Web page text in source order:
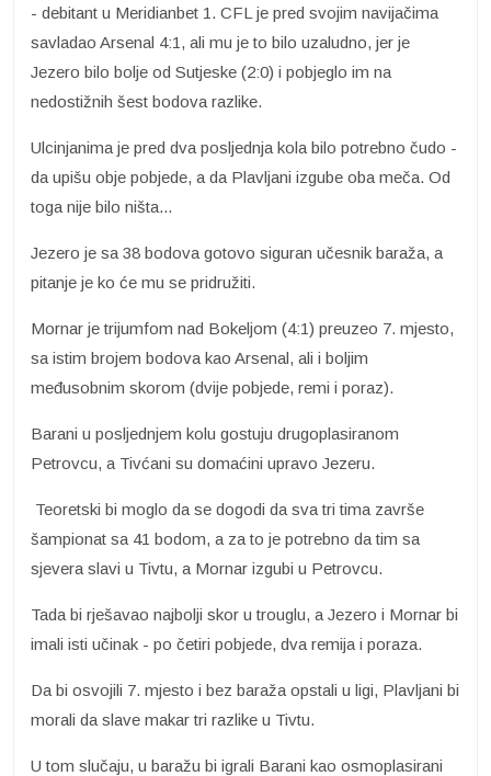
- debitant u Meridianbet 1. CFL je pred svojim navijačima
savladao Arsenal 4:1, ali mu je to bilo uzaludno, jer je
Jezero bilo bolje od Sutjeske (2:0) i pobjeglo im na
nedostižnih šest bodova razlike.
Ulcinjanima je pred dva posljednja kola bilo potrebno čudo -
da upišu obje pobjede, a da Plavljani izgube oba meča. Od
toga nije bilo ništa...
Jezero je sa 38 bodova gotovo siguran učesnik baraža, a
pitanje je ko će mu se pridružiti.
Mornar je trijumfom nad Bokeljom (4:1) preuzeo 7. mjesto,
sa istim brojem bodova kao Arsenal, ali i boljim
međusobnim skorom (dvije pobjede, remi i poraz).
Barani u posljednjem kolu gostuju drugoplasiranom
Petrovcu, a Tivćani su domaćini upravo Jezeru.
Teoretski bi moglo da se dogodi da sva tri tima završe
šampionat sa 41 bodom, a za to je potrebno da tim sa
sjevera slavi u Tivtu, a Mornar izgubi u Petrovcu.
Tada bi rješavao najbolji skor u trouglu, a Jezero i Mornar bi
imali isti učinak - po četiri pobjede, dva remija i poraza.
Da bi osvojili 7. mjesto i bez baraža opstali u ligi, Plavljani bi
morali da slave makar tri razlike u Tivtu.
U tom slučaju, u baražu bi igrali Barani kao osmoplasirani